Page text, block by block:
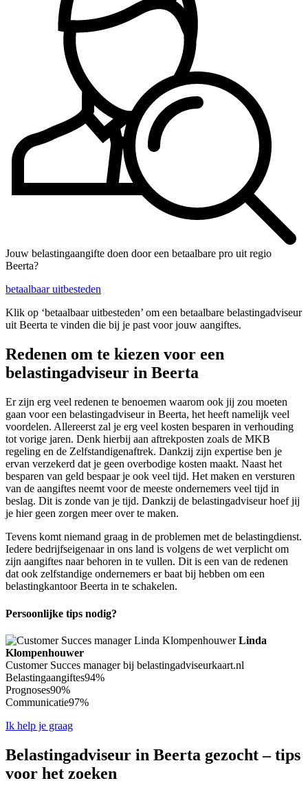
Jouw belastingaangifte doen door een betaalbare pro uit regio
Beerta?
betaalbaar uitbesteden
Klik op ‘betaalbaar uitbesteden’ om een betaalbare belastingadviseur
uit Beerta te vinden die bij je past voor jouw aangiftes.
Redenen om te kiezen voor een
belastingadviseur in Beerta
Er zijn erg veel redenen te benoemen waarom ook jij zou moeten
gaan voor een belastingadviseur in Beerta, het heeft namelijk veel
voordelen. Allereerst zal je erg veel kosten besparen in verhouding
tot vorige jaren. Denk hierbij aan aftrekposten zoals de MKB
regeling en de Zelfstandigenaftrek. Dankzij zijn expertise ben je
ervan verzekerd dat je geen overbodige kosten maakt. Naast het
besparen van geld bespaar je ook veel tijd. Het maken en versturen
van de aangiftes neemt voor de meeste ondernemers veel tijd in
beslag. Dit is zonde van je tijd. Dankzij de belastingadviseur hoef jij
je hier geen zorgen meer over te maken.
Tevens komt niemand graag in de problemen met de belastingdienst.
Iedere bedrijfseigenaar in ons land is volgens de wet verplicht om
zijn aangiftes naar behoren in te vullen. Dit is een van de redenen
dat ook zelfstandige ondernemers er baat bij hebben om een
belastingkantoor Beerta in te schakelen.
Persoonlijke tips nodig?
Linda
Klompenhouwer
Customer Succes manager bij belastingadviseurkaart.nl
Belastingaangiftes94%
Prognoses90%
Communicatie97%
Ik help je graag
Belastingadviseur in Beerta gezocht – tips
voor het zoeken